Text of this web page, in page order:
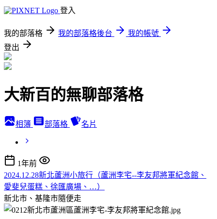
登入
我的部落格 我的部落格後台
我的帳號
登出
大新百的無聊部落格
相簿 部落格 名片
1年前
2024.12.28新北蘆洲小旅行（蘆洲李宅--李友邦將軍紀念館、
愛斐兒蛋糕、徐匯廣場、…）
新北市、基隆市隨便走